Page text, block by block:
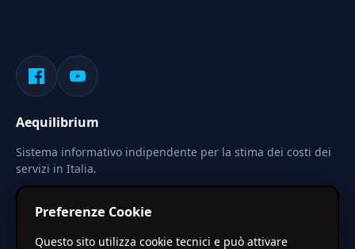
Aequilibrium
Sistema informativo indipendente per la stima dei costi dei
servizi in Italia.
Le stime pubblicate sono calcolate tramite coefficienti
Preferenze Cookie
Questo sito utilizza cookie tecnici e può attivare